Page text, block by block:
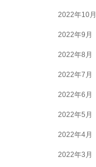
2022年10月
2022年9月
2022年8月
2022年7月
2022年6月
2022年5月
2022年4月
2022年3月